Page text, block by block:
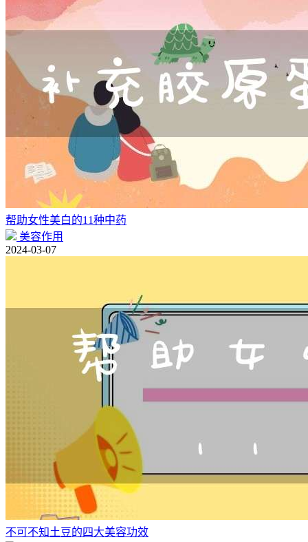
帮助女性美白的11种中药
美容作用
2024-03-07
不可不知土豆的四大美容功效